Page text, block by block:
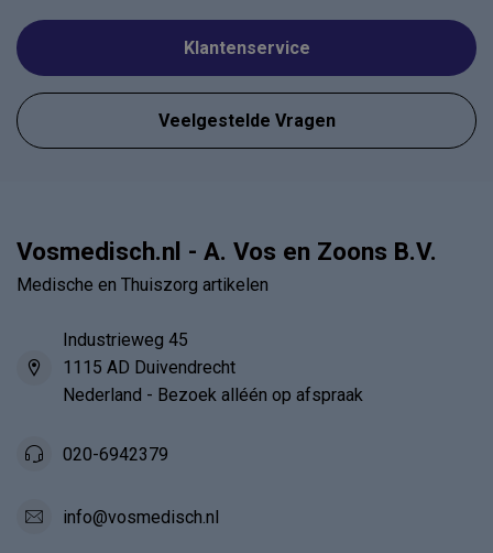
Klantenservice
Veelgestelde Vragen
Vosmedisch.nl - A. Vos en Zoons B.V.
Medische en Thuiszorg artikelen
Industrieweg 45
1115 AD Duivendrecht
Nederland - Bezoek alléén op afspraak
020-6942379
info@vosmedisch.nl